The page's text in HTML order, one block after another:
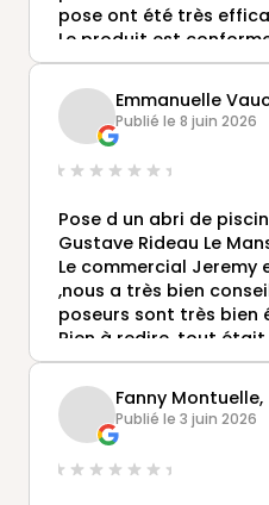
pose ont été très
Le produit est
délai convenu!
Je recommande cette
Emmanuelle
Publié le 8 juin 2026
Pose d un abri de
Gustave Rideau Le
Le commercial
,nous a très bien
poseurs sont très bien
Rien à redire ,tout
contents du résultat,
entreprise.
Fanny Montuelle,
Publié le 3 juin 2026